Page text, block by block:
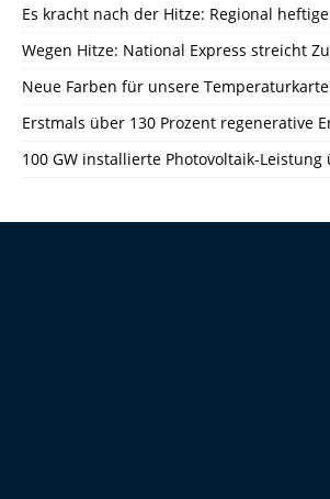
Es kracht nach der Hitze: Regional
Wegen Hitze: National Express streicht
Neue Farben für unsere
Erstmals über 130 Prozent regenerative
100 GW installierte Photovoltaik-